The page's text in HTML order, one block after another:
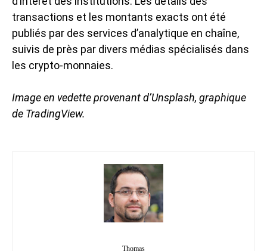
transactions et les montants exacts ont été
publiés par des services d’analytique en chaîne,
suivis de près par divers médias spécialisés dans
les crypto-monnaies.
Image en vedette provenant d’Unsplash, graphique
de TradingView.
Thomas